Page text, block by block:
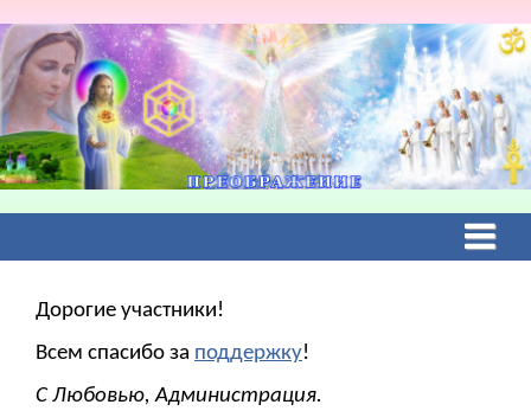
Дорогие участники!
Всем спасибо за поддержку!
С Любовью, Администрация.